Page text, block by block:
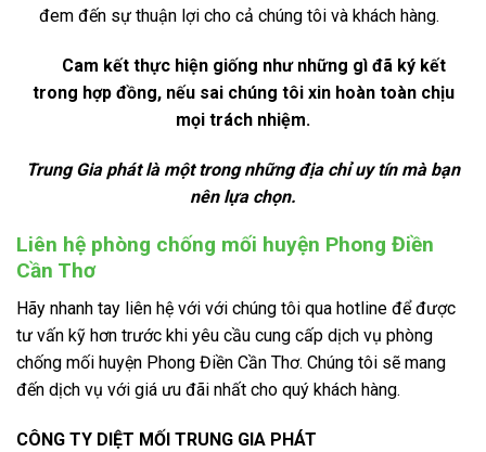
đem đến sự thuận lợi cho cả chúng tôi và khách hàng.
Cam kết thực hiện giống như những gì đã ký kết
trong hợp đồng, nếu sai chúng tôi xin hoàn toàn chịu
mọi trách nhiệm.
Trung Gia phát là một trong những địa chỉ uy tín mà bạn
nên lựa chọn.
Liên hệ phòng chống mối huyện Phong Điền
Cần Thơ
Hãy nhanh tay liên hệ với với chúng tôi qua hotline để được
tư vấn kỹ hơn trước khi yêu cầu cung cấp dịch vụ phòng
chống mối huyện Phong Điền Cần Thơ. Chúng tôi sẽ mang
đến dịch vụ với giá ưu đãi nhất cho quý khách hàng.
CÔNG TY DIỆT MỐI TRUNG GIA PHÁT